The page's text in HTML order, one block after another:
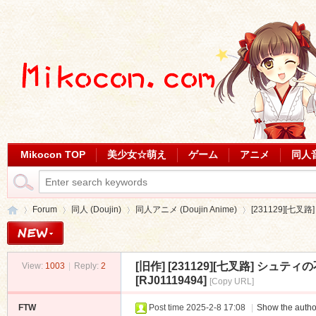
Mikocon TOP 美少女☆萌え ゲーム アニメ 同人
Forum
›
同人 (Doujin) 同人アニメ (Doujin Anime)
›
[231129][七叉路
View: 1003 Reply: 2 [旧作] [231129][七叉路] シュティ
[RJ01119494] [Copy URL]
FTW Post time 2025-2-8 17:08 Show the